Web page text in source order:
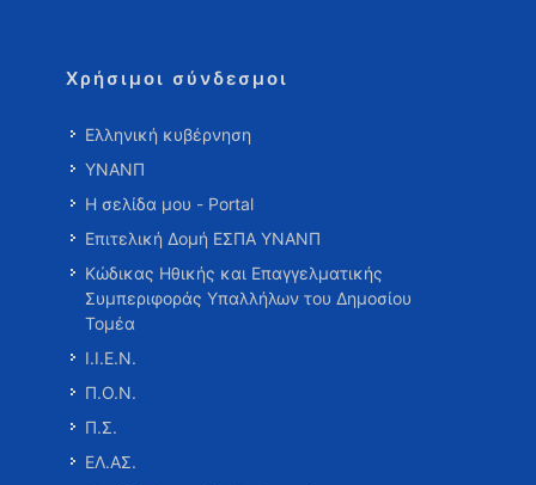
Χρήσιμοι σύνδεσμοι
Ελληνική κυβέρνηση
ΥΝΑΝΠ
Η σελίδα μου - Portal
Επιτελική Δομή ΕΣΠΑ ΥΝΑΝΠ
Κώδικας Ηθικής και Επαγγελματικής
Συμπεριφοράς Υπαλλήλων του Δημοσίου
Τομέα
Ι.Ι.Ε.Ν.
Π.Ο.Ν.
Π.Σ.
ΕΛ.ΑΣ.